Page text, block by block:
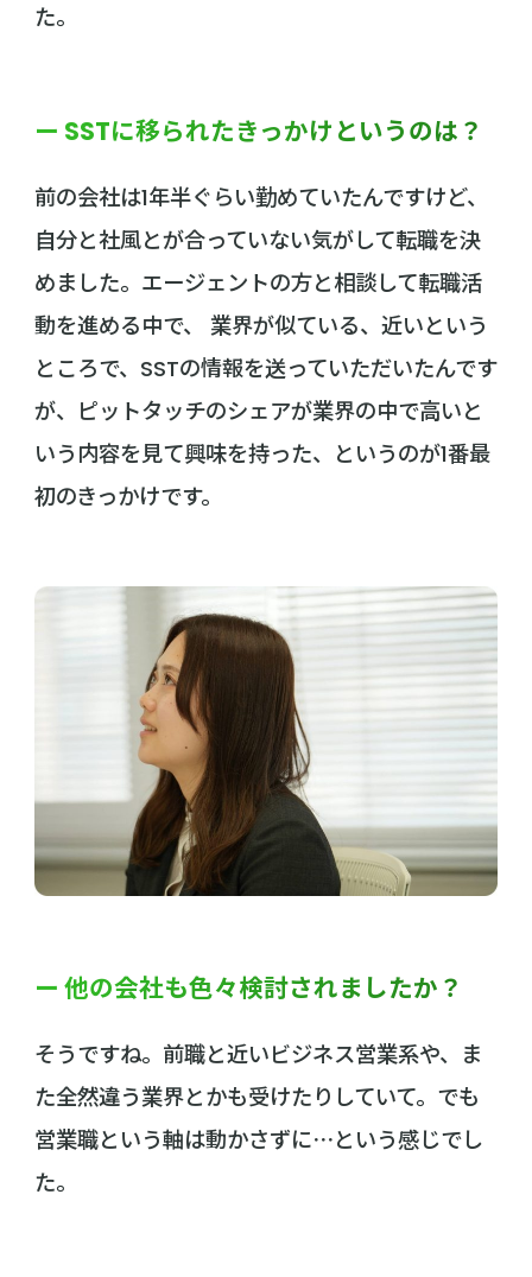
た。
ー SSTに移られたきっかけというのは？
前の会社は1年半ぐらい勤めていたんですけど、
自分と社風とが合っていない気がして転職を決
めました。エージェントの方と相談して転職活
動を進める中で、 業界が似ている、近いという
ところで、SSTの情報を送っていただいたんです
が、ピットタッチのシェアが業界の中で高いと
いう内容を見て興味を持った、というのが1番最
初のきっかけです。
ー 他の会社も色々検討されましたか？
そうですね。前職と近いビジネス営業系や、ま
た全然違う業界とかも受けたりしていて。でも
営業職という軸は動かさずに⋯という感じでし
た。